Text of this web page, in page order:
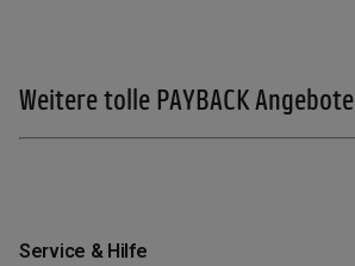
Weitere tolle PAYBACK Angebote
Service & Hilfe